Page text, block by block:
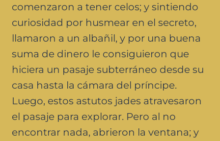
comenzaron a tener celos; y sintiendo
curiosidad por husmear en el secreto,
llamaron a un albañil, y por una buena
suma de dinero le consiguieron que
hiciera un pasaje subterráneo desde su
casa hasta la cámara del príncipe.
Luego, estos astutos jades atravesaron
el pasaje para explorar. Pero al no
encontrar nada, abrieron la ventana; y